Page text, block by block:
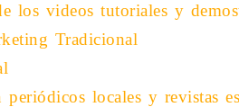
los videos tutoriales y
Tradicional
locales y revistas